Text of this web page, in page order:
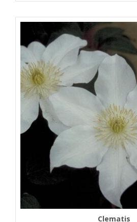
Clematis